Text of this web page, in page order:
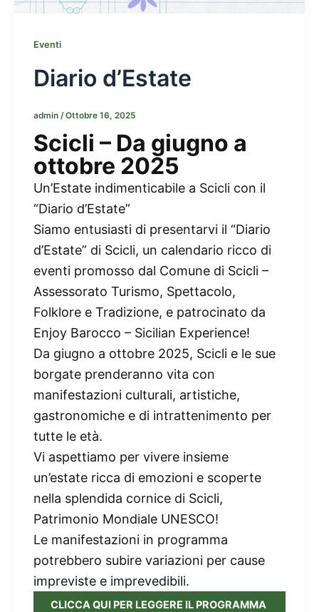
Eventi
Diario d’Estate
admin /Ottobre 16, 2025
Scicli – Da giugno a
ottobre 2025
Un’Estate indimenticabile a Scicli con il
“Diario d’Estate”
Siamo entusiasti di presentarvi il “Diario
d’Estate” di Scicli, un calendario ricco di
eventi promosso dal Comune di Scicli –
Assessorato Turismo, Spettacolo,
Folklore e Tradizione, e patrocinato da
Enjoy Barocco – Sicilian Experience!
Da giugno a ottobre 2025, Scicli e le sue
borgate prenderanno vita con
manifestazioni culturali, artistiche,
gastronomiche e di intrattenimento per
tutte le età.
Vi aspettiamo per vivere insieme
un’estate ricca di emozioni e scoperte
nella splendida cornice di Scicli,
Patrimonio Mondiale UNESCO!
Le manifestazioni in programma
potrebbero subire variazioni per cause
impreviste e imprevedibili.
CLICCA QUI PER LEGGERE IL PROGRAMMA